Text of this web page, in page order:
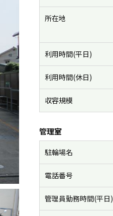
所在地
利用時間(平日)
利用時間(休日)
収容規模
管理室
駐輪場名
電話番号
管理員勤務時間(平日)